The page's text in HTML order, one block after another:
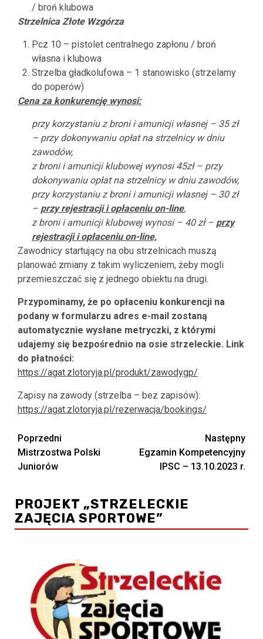
/ broń klubowa
Strzelnica Złote Wzgórza
Pcz 10 – pistolet centralnego zapłonu / broń
własna i klubowa
Strzelba gładkolufowa – 1 stanowisko (strzelamy
do poperów)
Cena za konkurencję wynosi:
przy korzystaniu z broni i amunicji własnej – 35 zł
– przy dokonywaniu opłat na strzelnicy w dniu
zawodów,
z broni i amunicji klubowej wynosi 45zł – przy
dokonywaniu opłat na strzelnicy w dniu zawodów,
przy korzystaniu z broni i amunicji własnej – 30 zł
– przy rejestracji i opłaceniu on-line,
z broni i amunicji klubowej wynosi – 40 zł – przy
rejestracji i opłaceniu on-line,
Zawodnicy startujący na obu strzelnicach muszą
planować zmiany z takim wyliczeniem, żeby mogli
przemieszczać się z jednego obiektu na drugi.
Przypominamy, że po opłaceniu konkurencji na
podany w formularzu adres e-mail zostaną
automatycznie wysłane metryczki, z którymi
udajemy się bezpośrednio na osie strzeleckie. Link
do płatności:
https://agat.zlotoryja.pl/produkt/zawodygp/
Zapisy na zawody (strzelba – bez zapisów):
https://agat.zlotoryja.pl/rezerwacja/bookings/
Zobacz
wpisy
Poprzedni
Mistrzostwa Polski
Juniorów
Następny
Egzamin Kompetencyjny
IPSC – 13.10.2023 r.
PROJEKT „STRZELECKIE
ZAJĘCIA SPORTOWE”